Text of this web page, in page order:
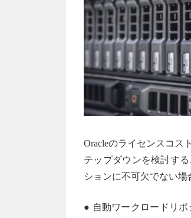
Oracleのライセンスコス
テップダウンを検討す
ションに不可欠でない場
● 自動ワークロードリ